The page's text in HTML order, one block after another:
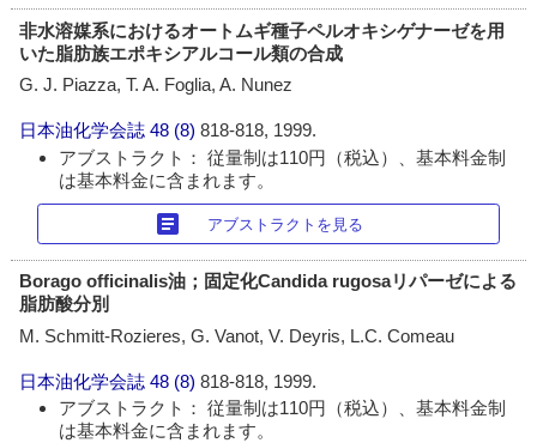
非水溶媒系におけるオートムギ種子ペルオキシゲナーゼを用
いた脂肪族エポキシアルコール類の合成
G. J. Piazza, T. A. Foglia, A. Nunez
日本油化学会誌 48 (8)818-818, 1999.
アブストラクト： 従量制は110円（税込）、基本料金制
は基本料金に含まれます。
article アブストラクトを見る
Borago officinalis油；固定化Candida rugosaリパーゼによる
脂肪酸分別
M. Schmitt-Rozieres, G. Vanot, V. Deyris, L.C. Comeau
日本油化学会誌 48 (8)818-818, 1999.
アブストラクト： 従量制は110円（税込）、基本料金制
は基本料金に含まれます。